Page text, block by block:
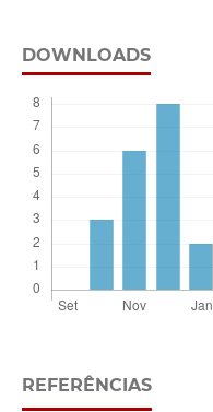
DOWNLOADS
REFERÊNCIAS